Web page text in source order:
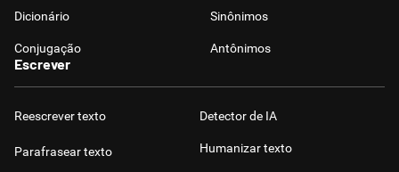
Dicionário Sinônimos
Conjugação Antônimos
Escrever
Reescrever texto
Parafrasear texto
Detector de IA
Humanizar texto